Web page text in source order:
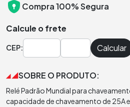
Compra 100% Segura
Calcule o frete
CEP: Calcular
SOBRE O PRODUTO:
Relé Padrão Mundial para
capacidade de chaveamento de 25A